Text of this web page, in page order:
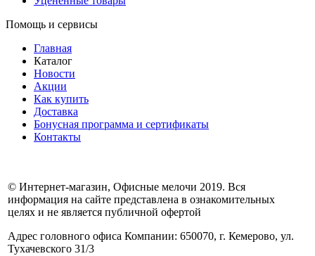
Помощь и сервисы
Главная
Каталог
Новости
Акции
Как купить
Доставка
Бонусная программа и сертификаты
Контакты
© Интернет-магазин, Офисные мелочи 2019. Вся
информация на сайте представлена в ознакомительных
целях и не является публичной офертой
Адрес головного офиса Компании: 650070, г. Кемерово, ул.
Тухачевского 31/3